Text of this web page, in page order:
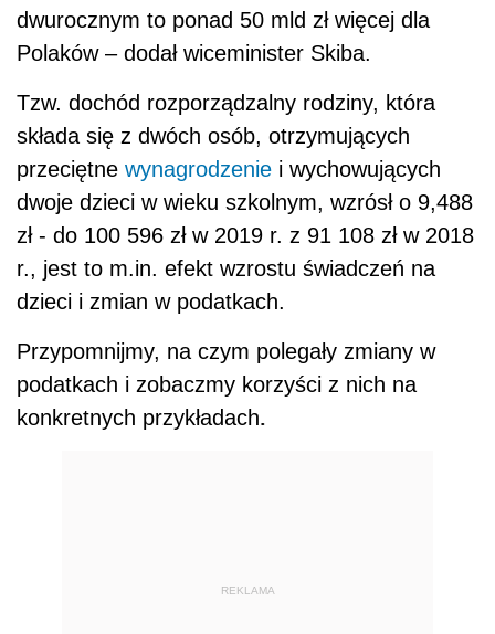
dwurocznym to ponad 50 mld zł więcej dla
Polaków – dodał wiceminister Skiba.
Tzw. dochód rozporządzalny rodziny, która
składa się z dwóch osób, otrzymujących
przeciętne wynagrodzenie i wychowujących
dwoje dzieci w wieku szkolnym, wzrósł o 9,488
zł - do 100 596 zł w 2019 r. z 91 108 zł w 2018
r., jest to m.in. efekt wzrostu świadczeń na
dzieci i zmian w podatkach.
Przypomnijmy, na czym polegały zmiany w
podatkach i zobaczmy korzyści z nich na
konkretnych przykładach.
REKLAMA